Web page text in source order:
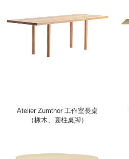
Atelier Zumthor 工作室長桌
（橡木、圓柱桌腳）